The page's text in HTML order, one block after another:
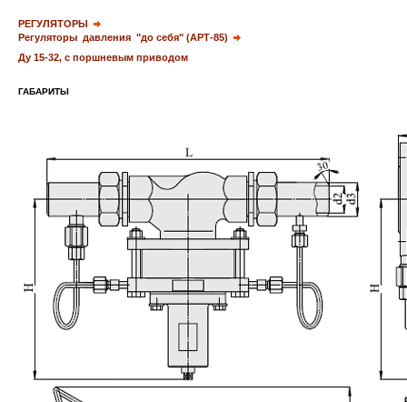
РЕГУЛЯТОРЫ
Регуляторы давления "до себя" (АРТ-85)
Ду 15-32, с поршневым приводом
ГАБАРИТЫ